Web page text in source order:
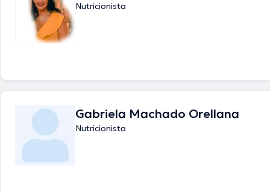
Nutricionista
Gabriela Machado Orellana
Nutricionista